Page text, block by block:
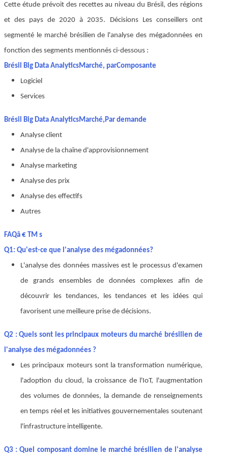
Cette étude prévoit des recettes au niveau du Brésil, des régions
et des pays de 2020 à 2035. Décisions Les conseillers ont
segmenté le marché brésilien de l'analyse des mégadonnées en
fonction des segments mentionnés ci-dessous :
Brésil Big Data AnalyticsMarché, parComposante
Logiciel
Services
Brésil Big Data AnalyticsMarché,Par demande
Analyse client
Analyse de la chaîne d'approvisionnement
Analyse marketing
Analyse des prix
Analyse des effectifs
Autres
FAQâ € TM s
Q1: Qu'est-ce que l'analyse des mégadonnées?
L'analyse des données massives est le processus d'examen
de grands ensembles de données complexes afin de
découvrir les tendances, les tendances et les idées qui
favorisent une meilleure prise de décisions.
Q2 : Quels sont les principaux moteurs du marché brésilien de
l'analyse des mégadonnées ?
Les principaux moteurs sont la transformation numérique,
l'adoption du cloud, la croissance de l'IoT, l'augmentation
des volumes de données, la demande de renseignements
en temps réel et les initiatives gouvernementales soutenant
l'infrastructure intelligente.
Q3 : Quel composant domine le marché brésilien de l'analyse